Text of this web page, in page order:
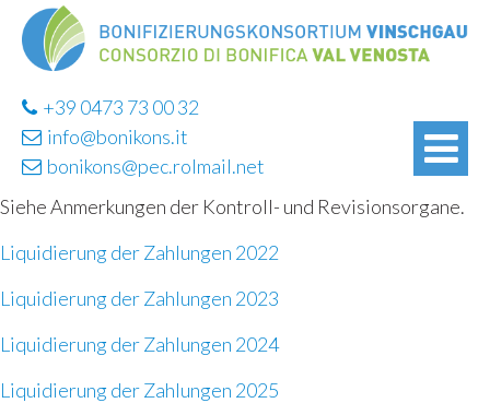
+39 0473 73 00 32
info@bonikons.it
bonikons@pec.rolmail.net
Siehe Anmerkungen der Kontroll- und Revisionsorgane.
Liquidierung der Zahlungen 2022
Liquidierung der Zahlungen 2023
Liquidierung der Zahlungen 2024
Liquidierung der Zahlungen 2025